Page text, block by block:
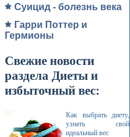
Суицид - болезнь века
Гарри Поттер и
Гермионы
Свежие новости
раздела Диеты и
избыточный вес:
Как выбрать диету,
узнать свой
идеальный вес